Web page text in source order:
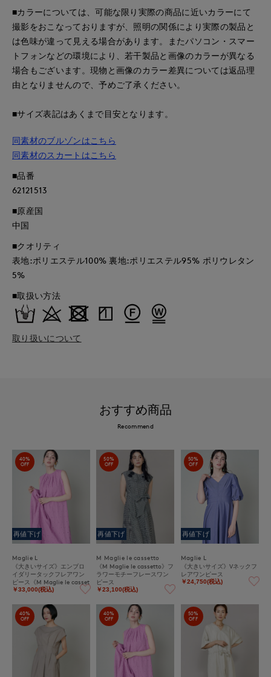
■カラーについては、可能な限り実際の商品に近いカラーにて
撮影をおこなっておりますが、照明の関係により実際の製品と
は色味が違って見える場合があります。またパソコン・スマー
トフォンなどの環境により、若干製品と画像のカラーが異なる
場合もございます。現物と画像のカラー差異については返品理
由となりませんので、予めご了承ください。
■サイズ表記はあくまで目安となります。
同素材のブルゾンはこちら
同素材のスカートはこちら
■品番
62121513
■原産国
中国
■クオリティ
表地:ポリエステル100% 裏地:ポリエステル95% ポリウレタン
5%
■取扱い方法
取り扱いについて
おすすめ商品
Recommend
40%
OFF
再値下げ
Maglie L
《大きいサイズ》エンブロ
イダリータックフレアワン
ピース《M Maglie le casset
to》
￥33,000(税込)
50%
OFF
再値下げ
M Maglie le cassetto
《M Maglie le cassetto》フ
ラワーモチーフレースワン
ピース
￥23,100(税込)
50%
OFF
再値下げ
Maglie L
《大きいサイズ》Vネックフ
レアワンピース
￥24,750(税込)
40%
OFF
40%
OFF
50%
OFF